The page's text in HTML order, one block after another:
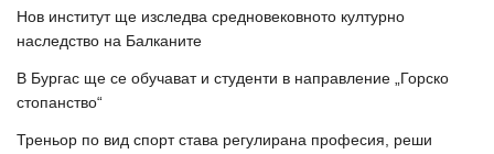
Нов институт ще изследва средновековното културно
наследство на Балканите
В Бургас ще се обучават и студенти в направление „Горско
стопанство“
Треньор по вид спорт става регулирана професия, реши